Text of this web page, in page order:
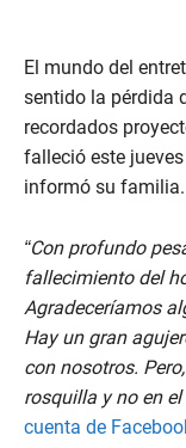
El mundo del
sentido la pérdida
recordados
falleció este
informó su familia.
“Con profundo
fallecimiento del
Agradeceríamos
Hay un gran
con nosotros.
rosquilla y no en
cuenta de